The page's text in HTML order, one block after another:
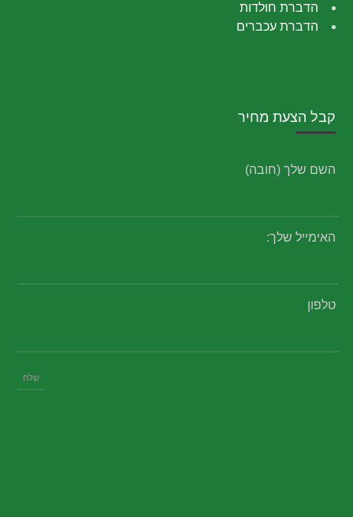
הדברת חולדות
הדברת עכברים
קבל הצעת מחיר
השם שלך (חובה)
האימייל שלך:
טלפון